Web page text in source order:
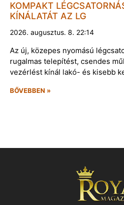
KOMPAKT
KÍNÁLATÁT AZ LG
2026. augusztus. 8. 22:14
Az új, közepes nyomású
rugalmas telepítést, csendes
vezérlést kínál lakó- és kisebb
BŐVEBBEN »